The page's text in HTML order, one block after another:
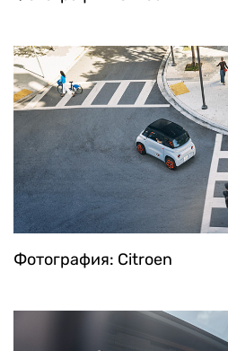
Фотография: Citroen